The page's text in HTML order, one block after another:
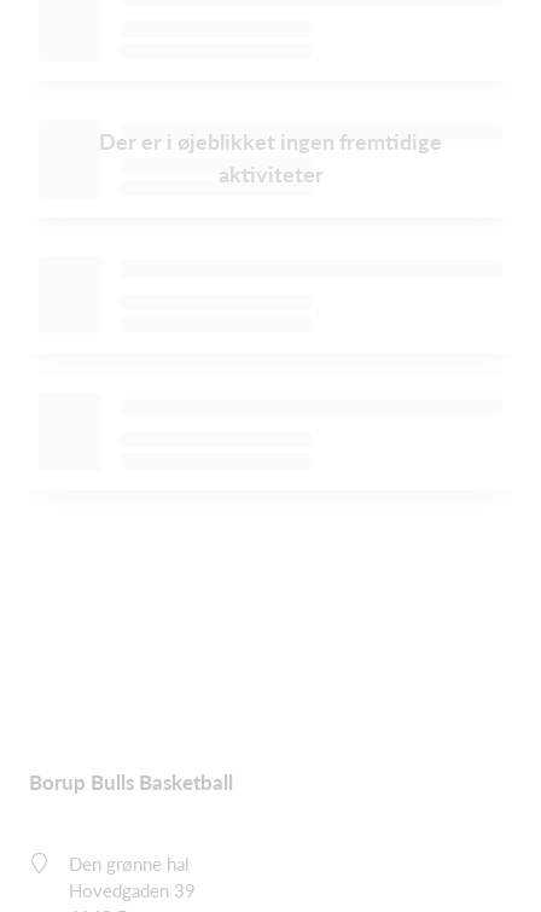
Der er i øjeblikket ingen fremtidige
aktiviteter
Borup Bulls Basketball
Den grønne hal
Hovedgaden 39